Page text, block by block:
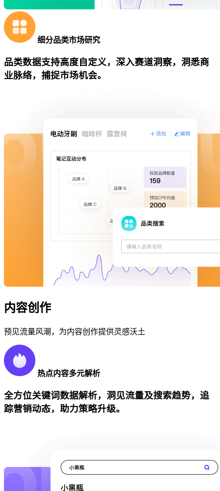
细分品类市场研究
品类数据支持高度自定义，深入赛道洞察，洞悉商
业脉络，捕捉市场机会。
内容创作
预见流量风潮，为内容创作提供灵感沃土
热点内容多元解析
全方位关键词数据解析，洞见流量及搜索趋势，追
踪营销动态，助力策略升级。